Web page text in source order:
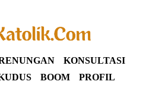
KONSULTASI
BOOM
PROFIL